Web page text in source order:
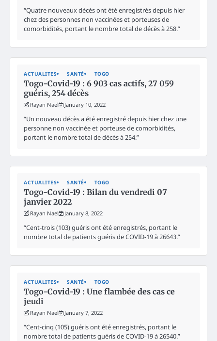
“Quatre nouveaux décès ont été enregistrés depuis hier
chez des personnes non vaccinées et porteuses de
comorbidités, portant le nombre total de décès à 258.”
ACTUALITES SANTÉ TOGO
Togo-Covid-19 : 6 903 cas actifs, 27 059
guéris, 254 décès
Rayan Nael January 10, 2022
“Un nouveau décès a été enregistré depuis hier chez une
personne non vaccinée et porteuse de comorbidités,
portant le nombre total de décès à 254.”
ACTUALITES SANTÉ TOGO
Togo-Covid-19 : Bilan du vendredi 07
janvier 2022
Rayan Nael January 8, 2022
“Cent-trois (103) guéris ont été enregistrés, portant le
nombre total de patients guéris de COVID-19 à 26643.”
ACTUALITES SANTÉ TOGO
Togo-Covid-19 : Une flambée des cas ce
jeudi
Rayan Nael January 7, 2022
“Cent-cinq (105) guéris ont été enregistrés, portant le
nombre total de patients guéris de COVID-19 à 26540.”